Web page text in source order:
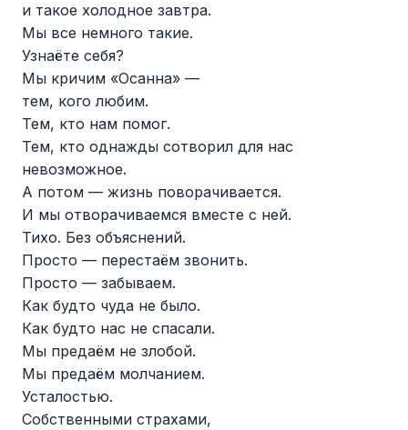
и такое холодное завтра.
Мы все немного такие.
Узнаёте себя?
Мы кричим «Осанна» —
тем, кого любим.
Тем, кто нам помог.
Тем, кто однажды сотворил для нас
невозможное.
А потом — жизнь поворачивается.
И мы отворачиваемся вместе с ней.
Тихо. Без объяснений.
Просто — перестаём звонить.
Просто — забываем.
Как будто чуда не было.
Как будто нас не спасали.
Мы предаём не злобой.
Мы предаём молчанием.
Усталостью.
Собственными страхами,